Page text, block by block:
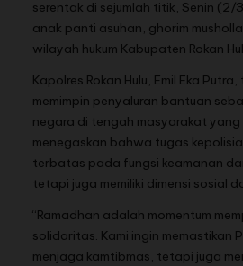
serentak di sejumlah titik, Senin
anak panti asuhan, ghorim
wilayah hukum Kabupaten Rokan
Kapolres Rokan Hulu, Emil Eka
memimpin penyaluran bantuan
negara di tengah masyarakat yang
menegaskan bahwa tugas
terbatas pada fungsi keamanan
tetapi juga memiliki dimensi sosial
“Ramadhan adalah momentum
solidaritas. Kami ingin memastikan
menjaga kamtibmas, tetapi juga